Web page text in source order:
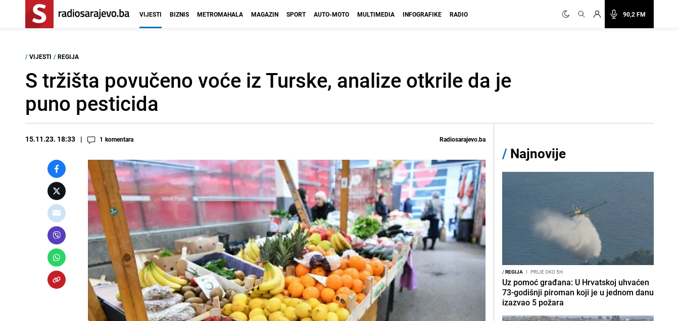
90,2 FM
VIJESTI BIZNIS METROMAHALA MAGAZIN SPORT AUTO-MOTO MULTIMEDIA INFOGRAFIKE RADIO
/ VIJESTI / REGIJA
S tržišta povučeno voće iz Turske, analize otkrile da je
puno pesticida
15.11.23. 18:33 1 komentara Radiosarajevo.ba
/ Najnovije
/REGIJA I PRIJE OKO 5H
Uz pomoć građana: U Hrvatskoj uhvaćen
73-godišnji piroman koji je u jednom danu
izazvao 5 požara